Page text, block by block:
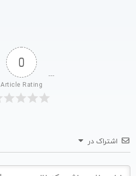
0
Article Rating
اشتراک در